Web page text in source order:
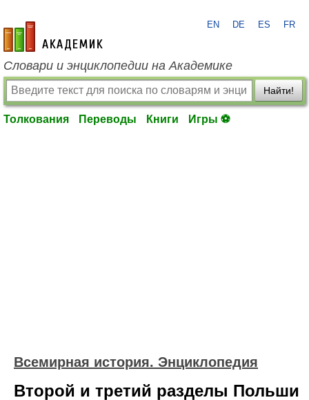
academic.ru
EN DE ES FR
Словари и энциклопедии на Академике
Найти!
Толкования Переводы Книги Игры ⚽
Всемирная история. Энциклопедия
Второй и третий разделы Польши